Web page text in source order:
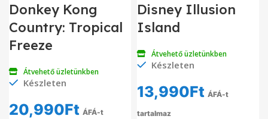
Donkey Kong
Country: Tropical
Freeze
Átvehető üzletünkben
Készleten
20,990Ft ÁFÁ-t
Disney Illusion
Island
Átvehető üzletünkben
Készleten
13,990Ft ÁFÁ-t
tartalmaz